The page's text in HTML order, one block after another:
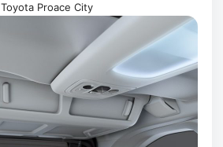
Toyota Proace City